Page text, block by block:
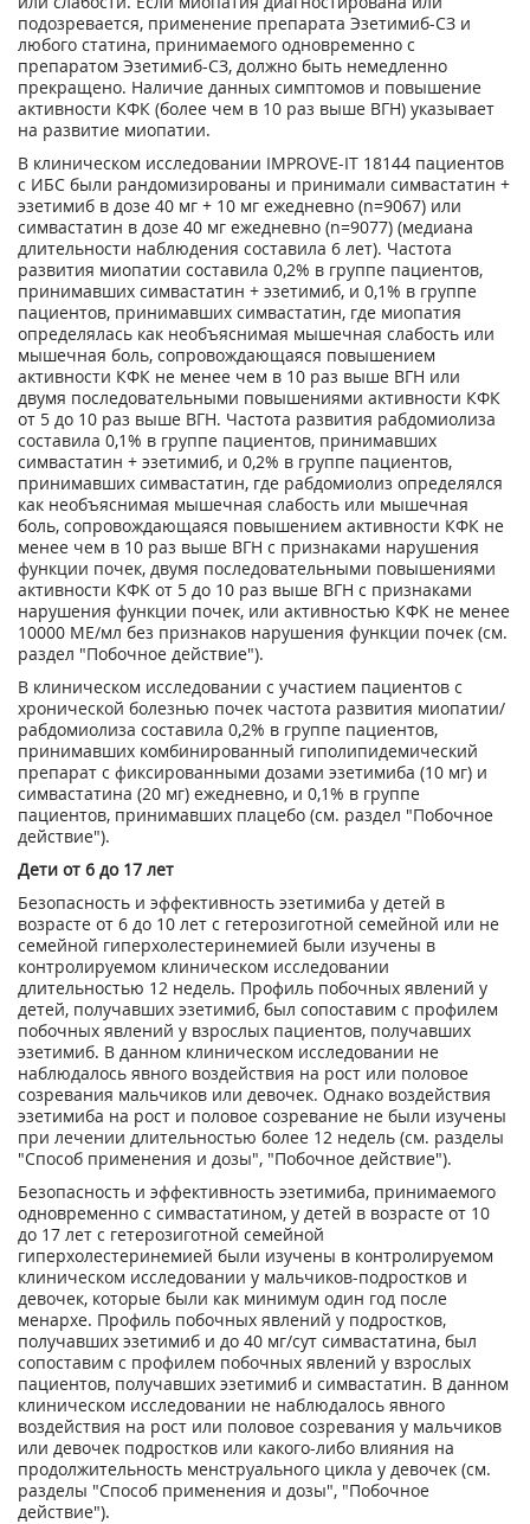
подозревается, применение препарата Эзетимиб-СЗ и
любого статина, принимаемого одновременно с
препаратом Эзетимиб-СЗ, должно быть немедленно
прекращено. Наличие данных симптомов и повышение
активности КФК (более чем в 10 раз выше ВГН) указывает
на развитие миопатии.
В клиническом исследовании IMPROVE-IT 18144 пациентов
с ИБС были рандомизированы и принимали симвастатин +
эзетимиб в дозе 40 мг + 10 мг ежедневно (n=9067) или
симвастатин в дозе 40 мг ежедневно (n=9077) (медиана
длительности наблюдения составила 6 лет). Частота
развития миопатии составила 0,2% в группе пациентов,
принимавших симвастатин + эзетимиб, и 0,1% в группе
пациентов, принимавших симвастатин, где миопатия
определялась как необъяснимая мышечная слабость или
мышечная боль, сопровождающаяся повышением
активности КФК не менее чем в 10 раз выше ВГН или
двумя последовательными повышениями активности КФК
от 5 до 10 раз выше ВГН. Частота развития рабдомиолиза
составила 0,1% в группе пациентов, принимавших
симвастатин + эзетимиб, и 0,2% в группе пациентов,
принимавших симвастатин, где рабдомиолиз определялся
как необъяснимая мышечная слабость или мышечная
боль, сопровождающаяся повышением активности КФК не
менее чем в 10 раз выше ВГН с признаками нарушения
функции почек, двумя последовательными повышениями
активности КФК от 5 до 10 раз выше ВГН с признаками
нарушения функции почек, или активностью КФК не менее
10000 МЕ/мл без признаков нарушения функции почек (см.
раздел "Побочное действие").
В клиническом исследовании с участием пациентов с
хронической болезнью почек частота развития миопатии/
рабдомиолиза составила 0,2% в группе пациентов,
принимавших комбинированный гиполипидемический
препарат с фиксированными дозами эзетимиба (10 мг) и
симвастатина (20 мг) ежедневно, и 0,1% в группе
пациентов, принимавших плацебо (см. раздел "Побочное
действие").
Дети от 6 до 17 лет
Безопасность и эффективность эзетимиба у детей в
возрасте от 6 до 10 лет с гетерозиготной семейной или не
семейной гиперхолестеринемией были изучены в
контролируемом клиническом исследовании
длительностью 12 недель. Профиль побочных явлений у
детей, получавших эзетимиб, был сопоставим с профилем
побочных явлений у взрослых пациентов, получавших
эзетимиб. В данном клиническом исследовании не
наблюдалось явного воздействия на рост или половое
созревания мальчиков или девочек. Однако воздействия
эзетимиба на рост и половое созревание не были изучены
при лечении длительностью более 12 недель (см. разделы
"Способ применения и дозы", "Побочное действие").
Безопасность и эффективность эзетимиба, принимаемого
одновременно с симвастатином, у детей в возрасте от 10
до 17 лет с гетерозиготной семейной
гиперхолестеринемией были изучены в контролируемом
клиническом исследовании у мальчиков-подростков и
девочек, которые были как минимум один год после
менархе. Профиль побочных явлений у подростков,
получавших эзетимиб и до 40 мг/сут симвастатина, был
сопоставим с профилем побочных явлений у взрослых
пациентов, получавших эзетимиб и симвастатин. В данном
клиническом исследовании не наблюдалось явного
воздействия на рост или половое созревания у мальчиков
или девочек подростков или какого-либо влияния на
продолжительность менструального цикла у девочек (см.
разделы "Способ применения и дозы", "Побочное
действие").